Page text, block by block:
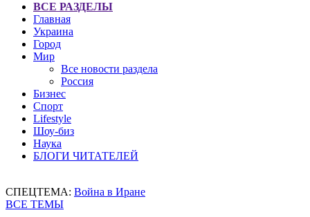
ВСЕ РАЗДЕЛЫ
Главная
Украина
Город
Мир
Все новости раздела
Россия
Бизнес
Спорт
Lifestyle
Шоу-биз
Наука
БЛОГИ ЧИТАТЕЛЕЙ
СПЕЦТЕМА: Война в Иране
ВСЕ ТЕМЫ